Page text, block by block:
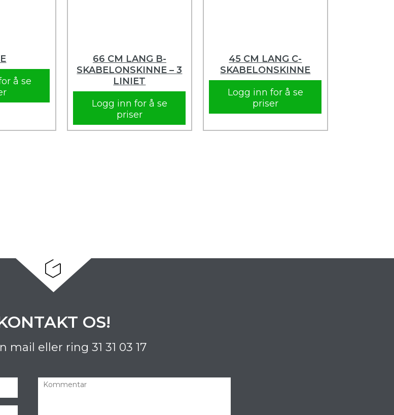
å se
66 CM LANG B-
SKABELONSKINNE – 3
LINIET
Logg inn for å se
priser
45 CM LANG C-
SKABELONSKINNE
Logg inn for å se
priser
OS!
mail eller ring 31 31 03 17